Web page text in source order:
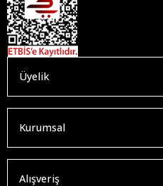
Üyelik
Kurumsal
Alışveriş